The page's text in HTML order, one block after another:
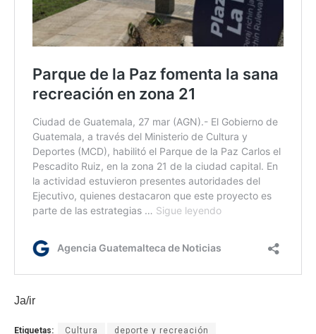
Ja/ir
Etiquetas: Cultura deporte y recreación